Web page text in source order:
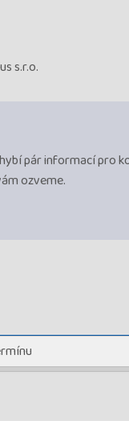
s.r.o.
pár informací pro
ozveme.